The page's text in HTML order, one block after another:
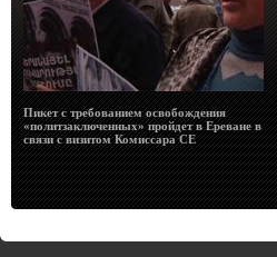
Пикет с требованием освобождения
«политзаключенных» пройдет в Ереване в
связи с визитом Комиссара СЕ